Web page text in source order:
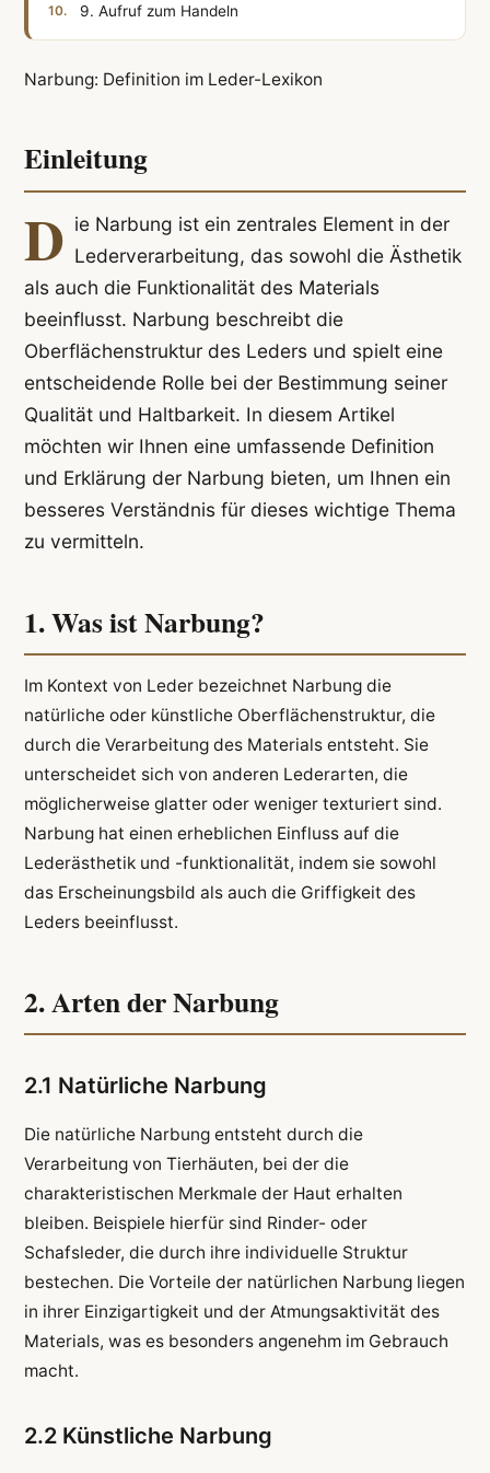
9. Aufruf zum Handeln
Narbung: Definition im Leder-Lexikon
Einleitung
D ie Narbung ist ein zentrales Element in der
Lederverarbeitung, das sowohl die Ästhetik
als auch die Funktionalität des Materials
beeinflusst. Narbung beschreibt die
Oberflächenstruktur des Leders und spielt eine
entscheidende Rolle bei der Bestimmung seiner
Qualität und Haltbarkeit. In diesem Artikel
möchten wir Ihnen eine umfassende Definition
und Erklärung der Narbung bieten, um Ihnen ein
besseres Verständnis für dieses wichtige Thema
zu vermitteln.
1. Was ist Narbung?
Im Kontext von Leder bezeichnet Narbung die
natürliche oder künstliche Oberflächenstruktur, die
durch die Verarbeitung des Materials entsteht. Sie
unterscheidet sich von anderen Lederarten, die
möglicherweise glatter oder weniger texturiert sind.
Narbung hat einen erheblichen Einfluss auf die
Lederästhetik und -funktionalität, indem sie sowohl
das Erscheinungsbild als auch die Griffigkeit des
Leders beeinflusst.
2. Arten der Narbung
2.1 Natürliche Narbung
Die natürliche Narbung entsteht durch die
Verarbeitung von Tierhäuten, bei der die
charakteristischen Merkmale der Haut erhalten
bleiben. Beispiele hierfür sind Rinder- oder
Schafsleder, die durch ihre individuelle Struktur
bestechen. Die Vorteile der natürlichen Narbung liegen
in ihrer Einzigartigkeit und der Atmungsaktivität des
Materials, was es besonders angenehm im Gebrauch
macht.
2.2 Künstliche Narbung